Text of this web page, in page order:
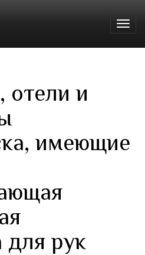
отели и
имеющие
рук